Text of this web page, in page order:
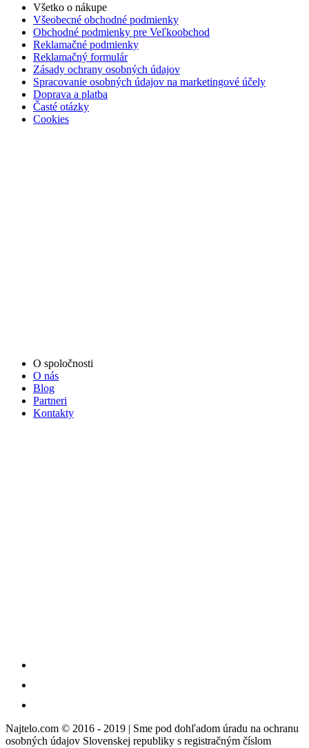
Všetko o nákupe
Všeobecné obchodné podmienky
Obchodné podmienky pre Veľkoobchod
Reklamačné podmienky
Reklamačný formulár
Zásady ochrany osobných údajov
Spracovanie osobných údajov na marketingové účely
Doprava a platba
Časté otázky
Cookies
O spoločnosti
O nás
Blog
Partneri
Kontakty
Najtelo.com © 2016 - 2019 | Sme pod dohľadom úradu na ochranu
osobných údajov Slovenskej republiky s registračným číslom